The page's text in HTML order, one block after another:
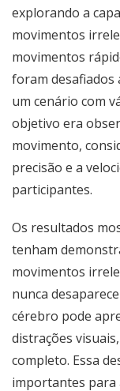
explorando a
movimentos
movimentos
foram desafiados
um cenário com
objetivo era
movimento,
precisão e a
participantes.
Os resultados
tenham
movimentos
nunca
cérebro pode
distrações
completo. Essa
importantes para